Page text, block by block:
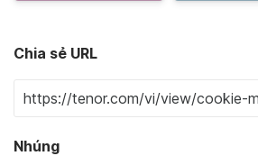
Chia sẻ URL
Nhúng